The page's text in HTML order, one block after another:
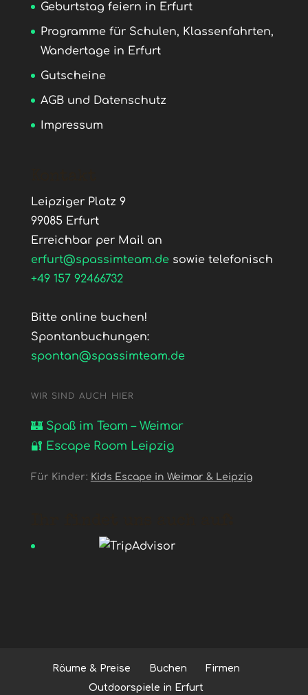
Geburtstag feiern in Erfurt
Programme für Schulen, Klassenfahrten,
Wandertage in Erfurt
Gutscheine
AGB und Datenschutz
Impressum
Leipziger Platz 9
99085 Erfurt
Erreichbar per Mail an
erfurt@spassimteam.de sowie telefonisch
+49 157 92466732
Bitte online buchen!
Spontanbuchungen:
spontan@spassimteam.de
WIR SIND AUCH HIER
🏰 Spaß im Team – Weimar
🔐 Escape Room Leipzig
Für Kinder: Kids Escape in Weimar & Leipzig
Räume & Preise Buchen
Firmen
Outdoorspiele in Erfurt